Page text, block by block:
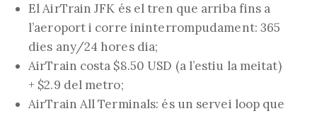
El AirTrain JFK és el tren que arriba fins a
l’aeroport i corre ininterrompudament: 365
dies any/24 hores dia;
AirTrain costa $8.50 USD (a l’estiu la meitat)
+ $2.9 del metro;
AirTrain All Terminals: és un servei loop que